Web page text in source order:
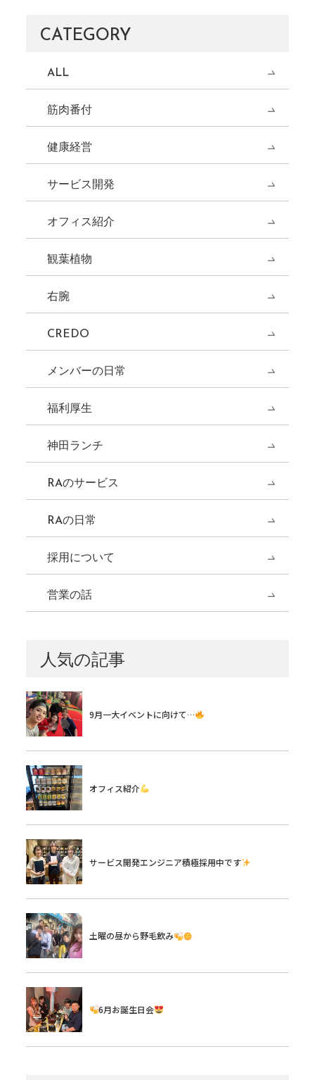
CATEGORY
ALL
筋肉番付
健康経営
サービス開発
オフィス紹介
観葉植物
右腕
CREDO
メンバーの日常
福利厚生
神田ランチ
RAのサービス
RAの日常
採用について
営業の話
人気の記事
9月一大イベントに向けて…
オフィス紹介
サービス開発エンジニア積極採用中です
土曜の昼から野毛飲み
6月お誕生日会